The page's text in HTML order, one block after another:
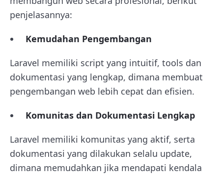
penjelasannya:
Kemudahan Pengembangan
Laravel memiliki script yang intuitif, tools dan
dokumentasi yang lengkap, dimana membuat
pengembangan web lebih cepat dan efisien.
Komunitas dan Dokumentasi Lengkap
Laravel memiliki komunitas yang aktif, serta
dokumentasi yang dilakukan selalu update,
dimana memudahkan jika mendapati kendala